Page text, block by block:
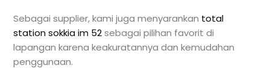
Sebagai supplier, kami juga menyarankan total
station sokkia im 52sebagai pilihan favorit di
lapangan karena keakuratannya dan kemudahan
penggunaan.